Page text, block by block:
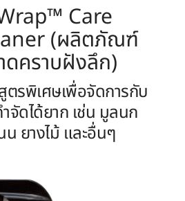
Care
(ผลิตภัณฑ์
ดคราบฝังลึก)
ตรพิเศษเพื่อจัดการกับ
จัดได้ยาก เช่น มูลนก
ยางไม้ และอื่นๆ